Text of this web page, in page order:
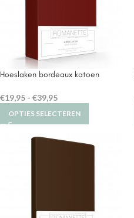
Hoeslaken bordeaux katoen
€19,95 - €39,95
OPTIES SELECTEREN